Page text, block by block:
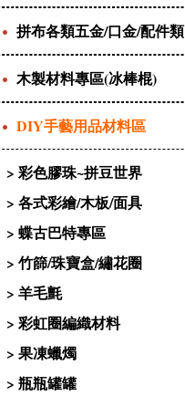
拼布各類五金/口金/配件類
木製材料專區(冰棒棍)
DIY手藝用品材料區
> 彩色膠珠~拼豆世界
> 各式彩繪/木板/面具
> 蝶古巴特專區
> 竹篩/珠寶盒/繡花圈
> 羊毛氈
> 彩虹圈編織材料
> 果凍蠟燭
> 瓶瓶罐罐